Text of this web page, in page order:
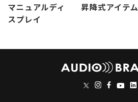
マニュアルディ
スプレイ
昇降式アイテム